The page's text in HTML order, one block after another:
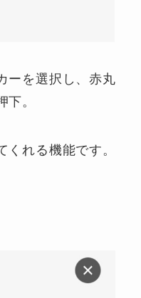
ーを選択し、赤丸
。
れる機能です。